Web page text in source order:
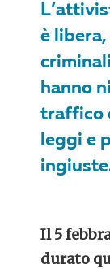
è
hanno
traffico
leggi e
Il 5
durato